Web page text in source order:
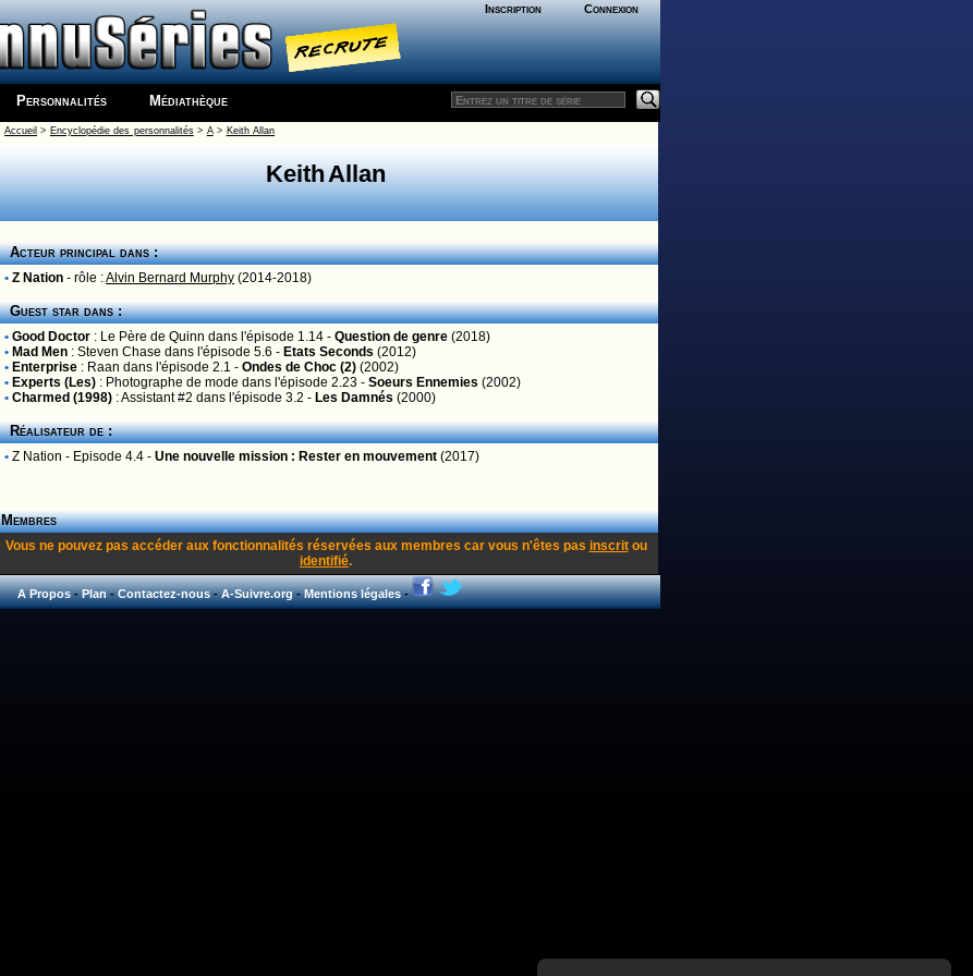
Inscription Connexion
Personnalités Médiathèque
Accueil > Encyclopédie des personnalités> A> Keith Allan
Keith Allan
Acteur principal dans :
• Z Nation - rôle :Alvin Bernard Murphy (2014-2018)
Guest star dans :
• Good Doctor : Le Père de Quinn dans l'épisode 1.14 - Question de genre (2018)
• Mad Men : Steven Chase dans l'épisode 5.6 - Etats Seconds (2012)
• Enterprise : Raan dans l'épisode 2.1 - Ondes de Choc (2) (2002)
• Experts (Les) : Photographe de mode dans l'épisode 2.23 - Soeurs Ennemies (2002)
• Charmed (1998) :Assistant #2 dans l'épisode 3.2 - Les Damnés (2000)
Réalisateur de :
• Z Nation - Episode 4.4 - Une nouvelle mission : Rester en mouvement (2017)
Membres
Vous ne pouvez pas accéder aux fonctionnalités réservées aux membres car vous n'êtes pas inscritou
identifié.
A Propos-Plan-Contactez-nous-A-Suivre.org-Mentions légales-